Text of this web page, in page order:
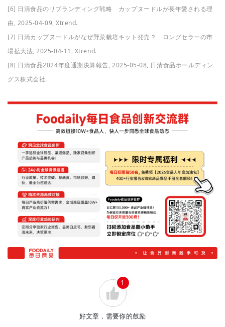
[6] 日清食品のリブランディング戦略 カップヌードルが長年愛される理
由, 2025-04-09, Xtrend.
[7] 日清カップヌードルがなぜ野菜栽培キット発売？ ロングセラーの市
場拡大法, 2025-04-11, Xtrend.
[8] 日清食品2024年度通期決算報告, 2025-05-08, 日清食品ホールディン
グス株式会社.
1
好文章，需要你的鼓励